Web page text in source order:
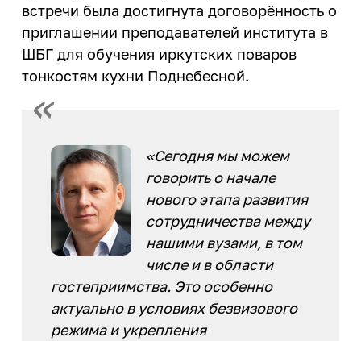
Библиотека
ИРНИТУ в соцсетях
Иностранному студенту
Медицинский кабинет
Личный кабинет студента
Личный кабинет родителя
Нормативные документы
Инклюзивное образование
встречи была достигнута договорённость о
приглашении преподавателей института в
ШБГ для обучения иркутских поваров
тонкостям кухни Поднебесной.
«Сегодня мы можем
говорить о начале
нового этапа развития
сотрудничества между
нашими вузами, в том
числе и в области
гостеприимства. Это особенно
актуально в условиях безвизового
режима и укрепления